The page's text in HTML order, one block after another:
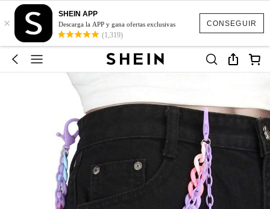
CONSEGUIR
×
SHEIN APP
Descarga la APP y gana ofertas exclusivas
(1,319)